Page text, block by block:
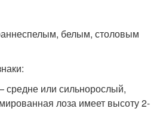
белым, столовым
средне или сильнорослый,
лоза имеет высоту 2-